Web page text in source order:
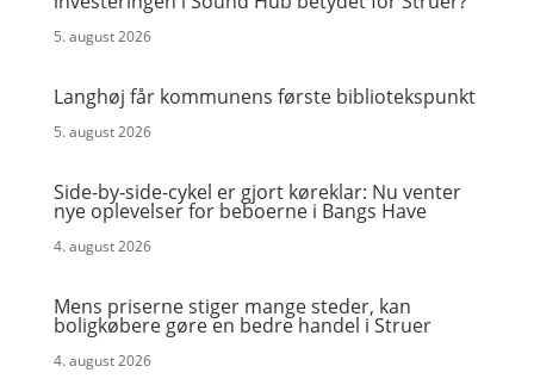
5. august 2026
Langhøj får kommunens første bibliotekspunkt
5. august 2026
Side-by-side-cykel er gjort køreklar: Nu venter
nye oplevelser for beboerne i Bangs Have
4. august 2026
Mens priserne stiger mange steder, kan
boligkøbere gøre en bedre handel i Struer
4. august 2026